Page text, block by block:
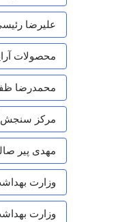
علیرضا
محصولات
محمدرضا
مرکز
مهدی پیر
وزارت
وزارت